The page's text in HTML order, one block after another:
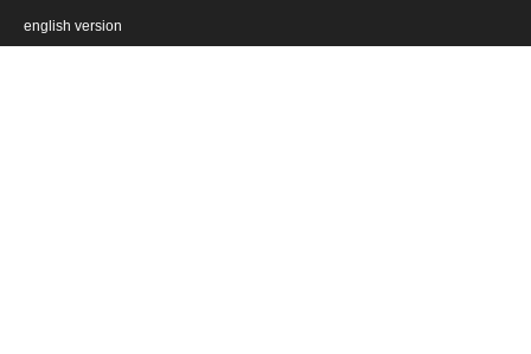
english version